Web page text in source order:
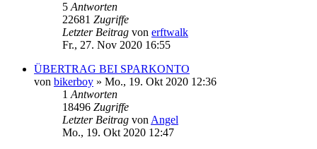
5 Antworten
22681 Zugriffe
Letzter Beitrag von erftwalk
Fr., 27. Nov 2020 16:55
ÜBERTRAG BEI SPARKONTO
von bikerboy » Mo., 19. Okt 2020 12:36
1 Antworten
18496 Zugriffe
Letzter Beitrag von Angel
Mo., 19. Okt 2020 12:47